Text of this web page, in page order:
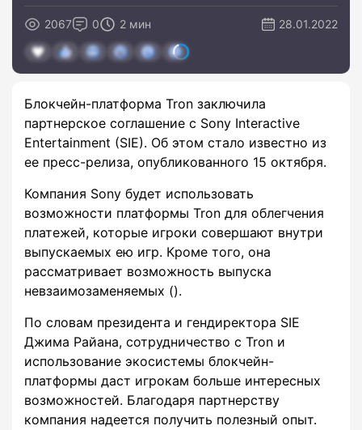
2067 0 2 мин 28.01.2022
Блокчейн-платформа Tron заключила
партнерское соглашение с Sony Interactive
Entertainment (SIE). Об этом стало известно из
ее пресс-релиза, опубликованного 15 октября.
Компания Sony будет использовать
возможности платформы Tron для облегчения
платежей, которые игроки совершают внутри
выпускаемых ею игр. Кроме того, она
рассматривает возможность выпуска
невзаимозаменяемых ().
По словам президента и гендиректора SIE
Джима Райана, сотрудничество с Tron и
использование экосистемы блокчейн-
платформы даст игрокам больше интересных
возможностей. Благодаря партнерству
компания надеется получить полезный опыт.